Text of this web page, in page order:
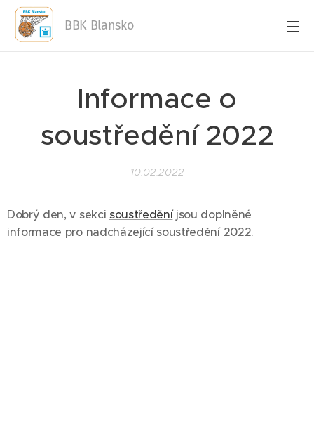
BBK Blansko
Informace o
soustředění 2022
10.02.2022
Dobrý den, v sekci soustředěníjsou doplněné
informace pro nadcházející soustředění 2022.